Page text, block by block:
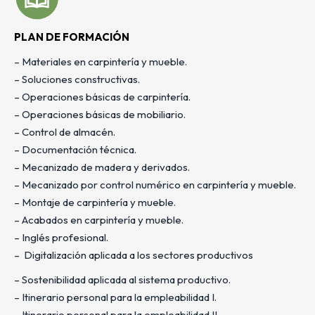
PLAN DE FORMACIÓN
– Materiales en carpintería y mueble.
– Soluciones constructivas.
– Operaciones básicas de carpintería.
– Operaciones básicas de mobiliario.
– Control de almacén.
– Documentación técnica.
– Mecanizado de madera y derivados.
– Mecanizado por control numérico en carpintería y mueble.
– Montaje de carpintería y mueble.
– Acabados en carpintería y mueble.
– Inglés profesional.
– Digitalización aplicada a los sectores productivos
– Sostenibilidad aplicada al sistema productivo.
– Itinerario personal para la empleabilidad I.